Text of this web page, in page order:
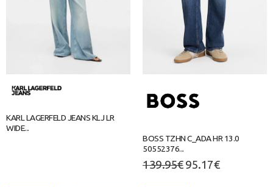
KARL LAGERFELD JEANS KLJ LR
WIDE...
BOSS ΤΖΗΝ C_ADA HR 13.0
50552376...
139.95€ 95.17€